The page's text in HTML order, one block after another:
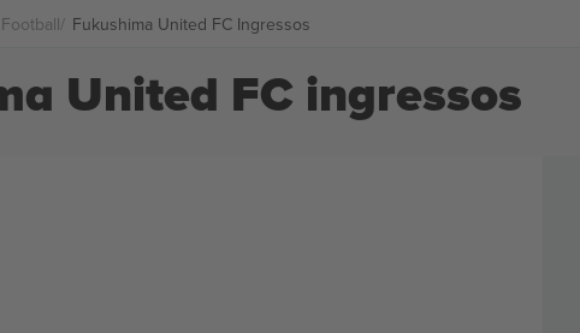
Football Fukushima United FC Ingressos
United FC ingressos